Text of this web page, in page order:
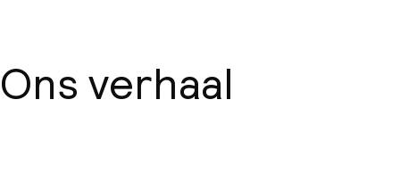
Ons verhaal